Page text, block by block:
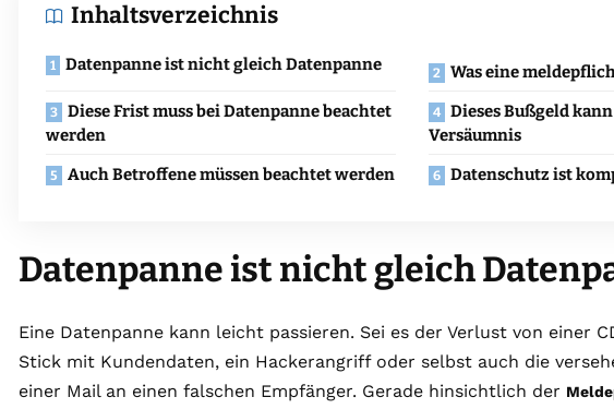
Inhaltsverzeichnis
Datenpanne ist nicht gleich Datenpanne
Was eine
Diese Frist muss bei Datenpanne beachtet
werden
Dieses Bußgeld
Versäumnis
Auch Betroffene müssen beachtet werden
Datenschutz ist
Datenpanne ist nicht gleich
Eine Datenpanne kann leicht passieren. Sei es der Verlust von einer
Stick mit Kundendaten, ein Hackerangriff oder selbst auch die
einer Mail an einen falschen Empfänger. Gerade hinsichtlich der